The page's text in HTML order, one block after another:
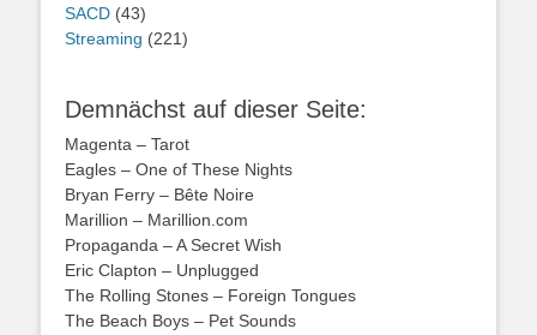
SACD (43)
Streaming (221)
Demnächst auf dieser Seite:
Magenta – Tarot
Eagles – One of These Nights
Bryan Ferry – Bête Noire
Marillion – Marillion.com
Propaganda – A Secret Wish
Eric Clapton – Unplugged
The Rolling Stones – Foreign Tongues
The Beach Boys – Pet Sounds